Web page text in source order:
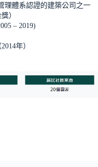
理體系認證的建築公司之一
）
– 2019)
年）